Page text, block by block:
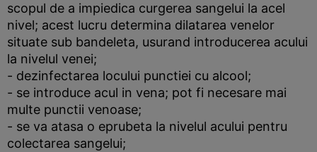
scopul de a impiedica curgerea sangelui la acel
nivel; acest lucru determina dilatarea venelor
situate sub bandeleta, usurand introducerea acului
la nivelul venei;
- dezinfectarea locului punctiei cu alcool;
- se introduce acul in vena; pot fi necesare mai
multe punctii venoase;
- se va atasa o eprubeta la nivelul acului pentru
colectarea sangelui;